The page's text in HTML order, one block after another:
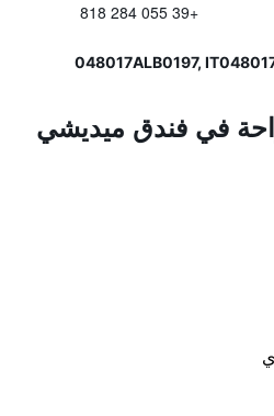
+39 055 284 818
في فندق ميديشي